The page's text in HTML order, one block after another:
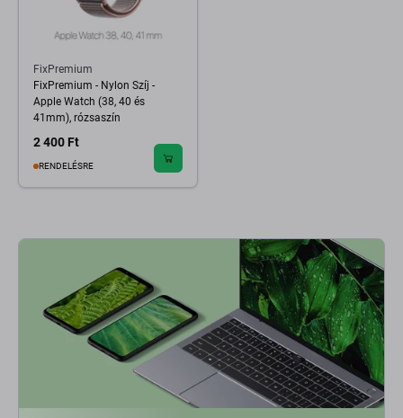
FixPremium
FixPremium - Nylon Szíj -
Apple Watch (38, 40 és
41mm), rózsaszín
2 400 Ft
RENDELÉSRE